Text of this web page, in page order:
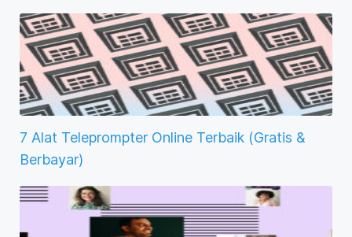
7 Alat Teleprompter Online Terbaik (Gratis &
Berbayar)